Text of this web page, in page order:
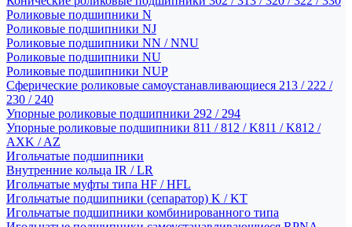
Роликовые подшипники N
Роликовые подшипники NJ
Роликовые подшипники NN / NNU
Роликовые подшипники NU
Роликовые подшипники NUP
Сферические роликовые самоустанавливающиеся 213 / 222 /
230 / 240
Упорные роликовые подшипники 292 / 294
Упорные роликовые подшипники 811 / 812 / K811 / K812 /
AXK / AZ
Игольчатые подшипники
Внутренние кольца IR / LR
Игольчатые муфты типа HF / HFL
Игольчатые подшипники (сепаратор) K / KT
Игольчатые подшипники комбинированного типа